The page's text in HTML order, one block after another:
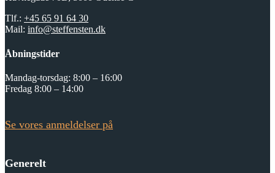
Tlf.: +45 65 91 64 30
Mail: info@steffensten.dk
Åbningstider
Mandag-torsdag: 8:00 – 16:00
Fredag 8:00 – 14:00
Se vores anmeldelser på
Generelt